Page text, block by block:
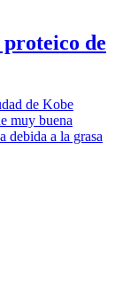
de
de Kobe
muy buena
debida a la grasa